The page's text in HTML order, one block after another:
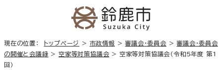
現在の位置： トップページ > 市政情報 >審議会・委員会 >審議会・委員会
の開催と会議録 > 空家等対策協議会 > 空家等対策協議会（令和5年度 第1
回）